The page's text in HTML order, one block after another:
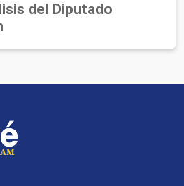
del Diputado